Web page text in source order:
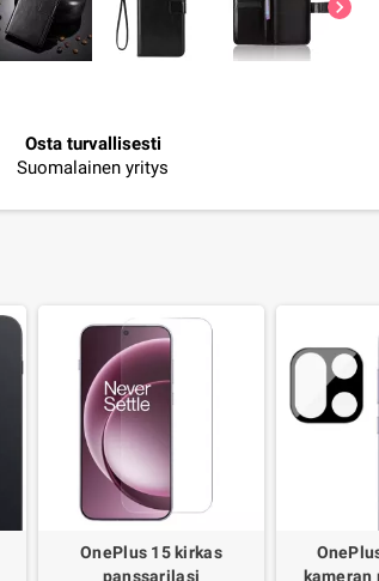
chevron_right
Osta turvallisesti
Suomalainen yritys
OnePlus 15 kirkas
panssarilasi
kameran